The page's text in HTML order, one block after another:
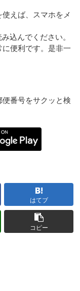
えば、スマホをメ
込んでください。
便利です。是非一
番号をサクッと検
はてブ
コピー